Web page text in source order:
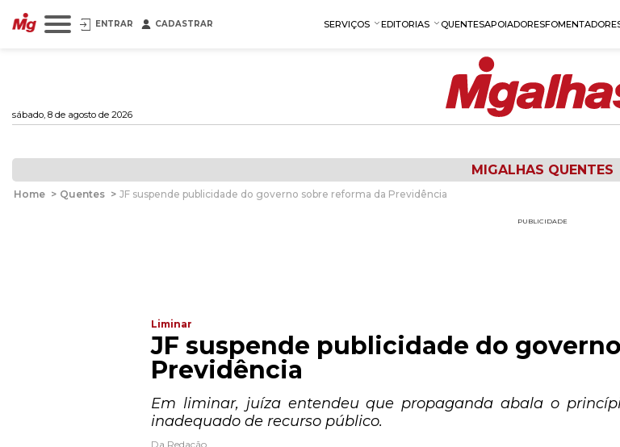
ENTRAR CADASTRAR SERVIÇOS EDITORIAS QUENTESAPOIADORES
sábado, 8 de agosto de 2026
MIGALHAS QUENTES
Home > Quentes > JF suspende publicidade do governo sobre reforma da Previdência
PUBLICIDADE
Liminar
JF suspende publicidade do
Previdência
Em liminar, juíza entendeu que propaganda abala o
inadequado de recurso público.
Da Redação